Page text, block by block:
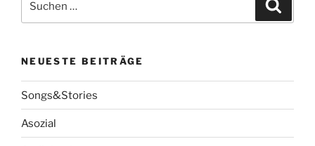
nach:
NEUESTE BEITRÄGE
Songs&Stories
Asozial